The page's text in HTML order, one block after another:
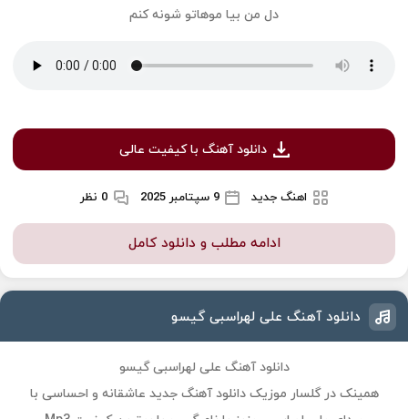
دل من بیا موهاتو شونه کنم
دانلود آهنگ با کیفیت عالی
اهنگ جدید 9 سپتامبر 2025 0 نظر
ادامه مطلب و دانلود کامل
دانلود آهنگ علی لهراسبی گیسو
دانلود آهنگ علی لهراسبی گیسو
همینک در گلسار موزیک دانلود آهنگ جدید عاشقانه و احساسی با